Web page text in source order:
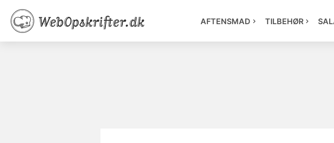
AFTENSMAD TILBEHØR